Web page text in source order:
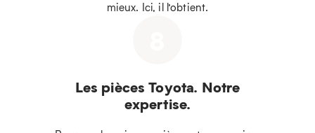
mieux. Ici, il l’obtient.
Les pièces Toyota. Notre
expertise.